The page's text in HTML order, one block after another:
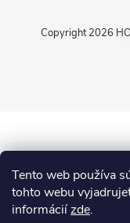
Tento web používa
tohto webu
informáciízde.
Copyright 2026